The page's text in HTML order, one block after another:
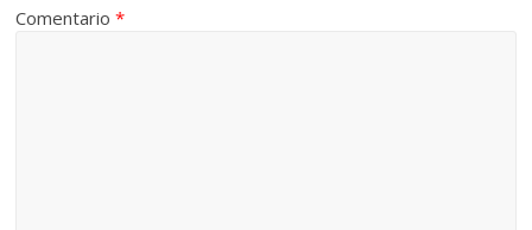
Comentario*